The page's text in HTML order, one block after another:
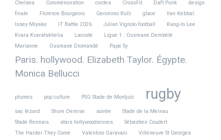
Chelsea Commémoration cordes CrossFit Daft Punk
design
finale
Florence Bourgeois Geronimo Rulli glace
Ilan Kebbal.
Issey Miyake
IT Battle 2026 Julian Vignolo football
Kang-In Lee
Kvara Kvaratskhelia
Lacoste
Ligue 1 : Ousmane Dembélé
Marianne
Ousmane Diomandé Pape Sy
Paris. hollywood. Elizabeth Taylor. Égypte.
Monica Bellucci
plumes pop culture PSG Stade de Montjuïc rugby
sac lézard Shure Demise soirée
Stade de la Meinau
Stade Rennais
stars hollywoodiennes
Sébastien Coudert
The Harder They Come
Valentino Garavani
Villeneuve St Georges